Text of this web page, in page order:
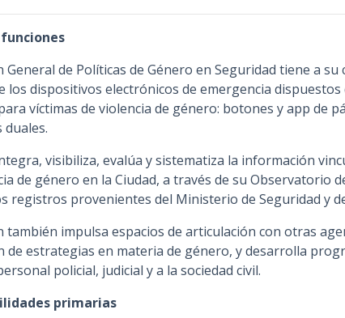
n
p
a
l
General de Políticas de Género en Seguridad tiene a
los dispositivos electrónicos de emergencia dispuestos
víctimas de violencia de género: botones y app de
duales.
visibiliza, evalúa y sistematiza la información
de género en la Ciudad, a través de su Observatorio
registros provenientes del Ministerio de Seguridad y
también impulsa espacios de articulación con otras
de estrategias en materia de género, y desarrolla
policial, judicial y a la sociedad civil.
primarias